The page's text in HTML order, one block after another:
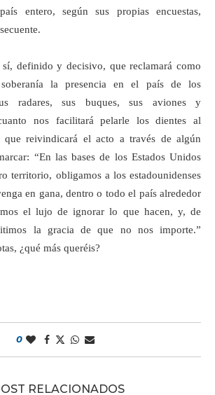
entero, según sus propias encuestas,
sí, definido y decisivo, que reclamará como
la presencia en el país de los
radares, sus buques, sus aviones y
nos facilitará pelarle los dientes al
que reivindicará el acto a través de algún
“En las bases de los Estados Unidos
territorio, obligamos a los estadounidenses
en gana, dentro o todo el país alrededor
el lujo de ignorar lo que hacen, y, de
la gracia de que no nos importe.”
¿qué más queréis?
0
RELACIONADOS